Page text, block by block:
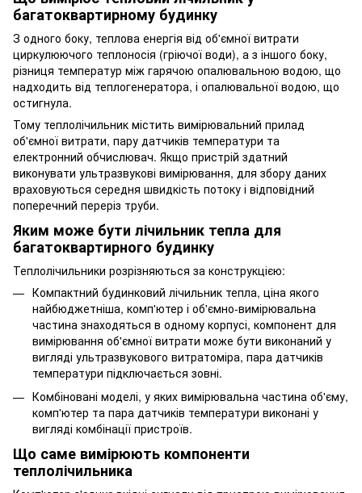
багатоквартирному будинку
З одного боку, теплова енергія від об'ємної витрати
циркулюючого теплоносія (гріючої води), а з іншого боку,
різниця температур між гарячою опалювальною водою, що
надходить від теплогенератора, і опалювальної водою, що
остигнула.
Тому теплолічильник містить вимірювальний прилад
об'ємної витрати, пару датчиків температури та
електронний обчислювач. Якщо пристрій здатний
виконувати ультразвукові вимірювання, для збору даних
враховуються середня швидкість потоку і відповідний
поперечний переріз труби.
Яким може бути лічильник тепла для
багатоквартирного будинку
Теплолічильники розрізняються за конструкцією:
Компактний будинковий лічильник тепла, ціна якого
найбюджетніша, комп'ютер і об'ємно-вимірювальна
частина знаходяться в одному корпусі, компонент для
вимірювання об'ємної витрати може бути виконаний у
вигляді ультразвукового витратоміра, пара датчиків
температури підключається зовні.
Комбіновані моделі, у яких вимірювальна частина об'єму,
комп'ютер та пара датчиків температури виконані у
вигляді комбінації пристроїв.
Що саме вимірюють компоненти
теплолічильника